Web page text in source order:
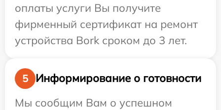
оплаты услуги Вы получите
фирменный сертификат на ремонт
устройства Bork сроком до 3 лет.
5
Информирование о готовности
Мы сообщим Вам о успешном